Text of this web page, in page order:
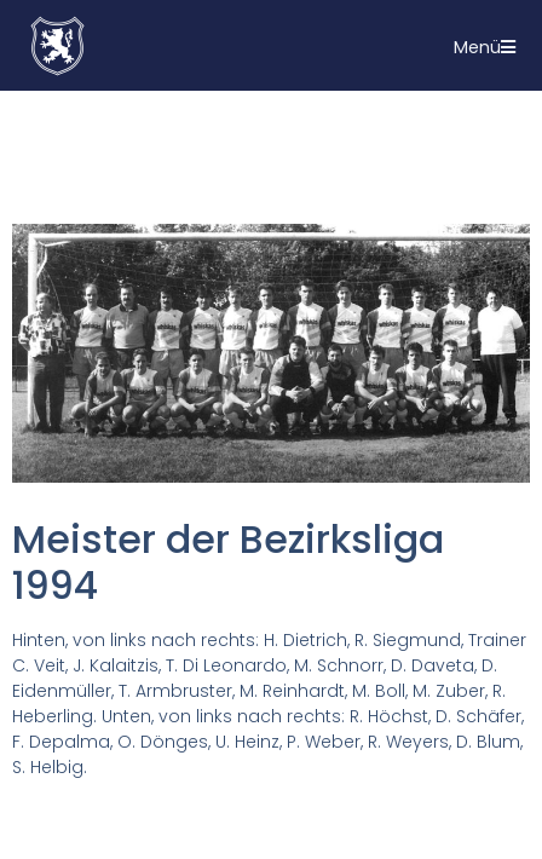
Menü
Meis­ter der Bezirks­li­ga
1994
Hin­ten, von links nach rechts: H. Diet­rich, R. Sieg­mund, Trai­ner
C. Veit, J. Kalait­zis, T. Di Leo­nar­do, M. Schnorr, D. Dave­ta, D.
Eiden­mül­ler, T. Arm­brus­ter, M. Rein­hardt, M. Boll, M. Zuber, R.
Heber­ling. Unten, von links nach rechts: R. Höchst, D. Schä­fer,
F. Depal­ma, O. Dön­ges, U. Heinz, P. Weber, R. Wey­ers, D. Blum,
S. Hel­big.